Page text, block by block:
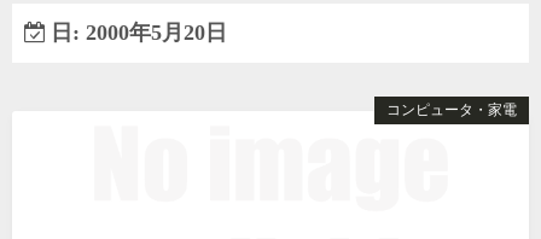
日: 2000年5月20日
コンピュータ・家電